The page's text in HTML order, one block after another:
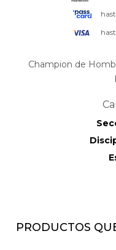
Champion de
PRODUCTOS